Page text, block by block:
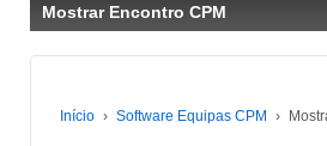
Mostrar Encontro CPM
Início › Software Equipas CPM ›